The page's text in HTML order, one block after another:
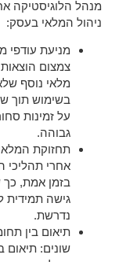
מנהל הלוגיסטיקה
ניהול המלאי בעסק:
מניעת עודפי
צמצום
מלאי נוסף
בשימוש תוך
על זמינות
גבוהה.
תחזוקת
אחרי תהליכי
בזמן אמת,
גישה תמידית
נדרשת.
תיאום בין
שונים: תיאום